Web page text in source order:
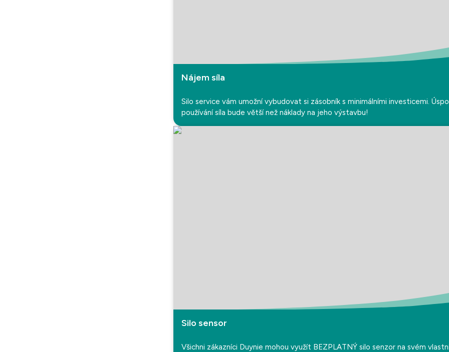
Nájem síla
Silo service vám umožní vybudovat si zásobník s minimálními investicemi.
používání síla bude větší než náklady na jeho výstavbu!
Silo sensor
Všichni zákazníci Duynie mohou využít BEZPLATNÝ silo senzor na svém